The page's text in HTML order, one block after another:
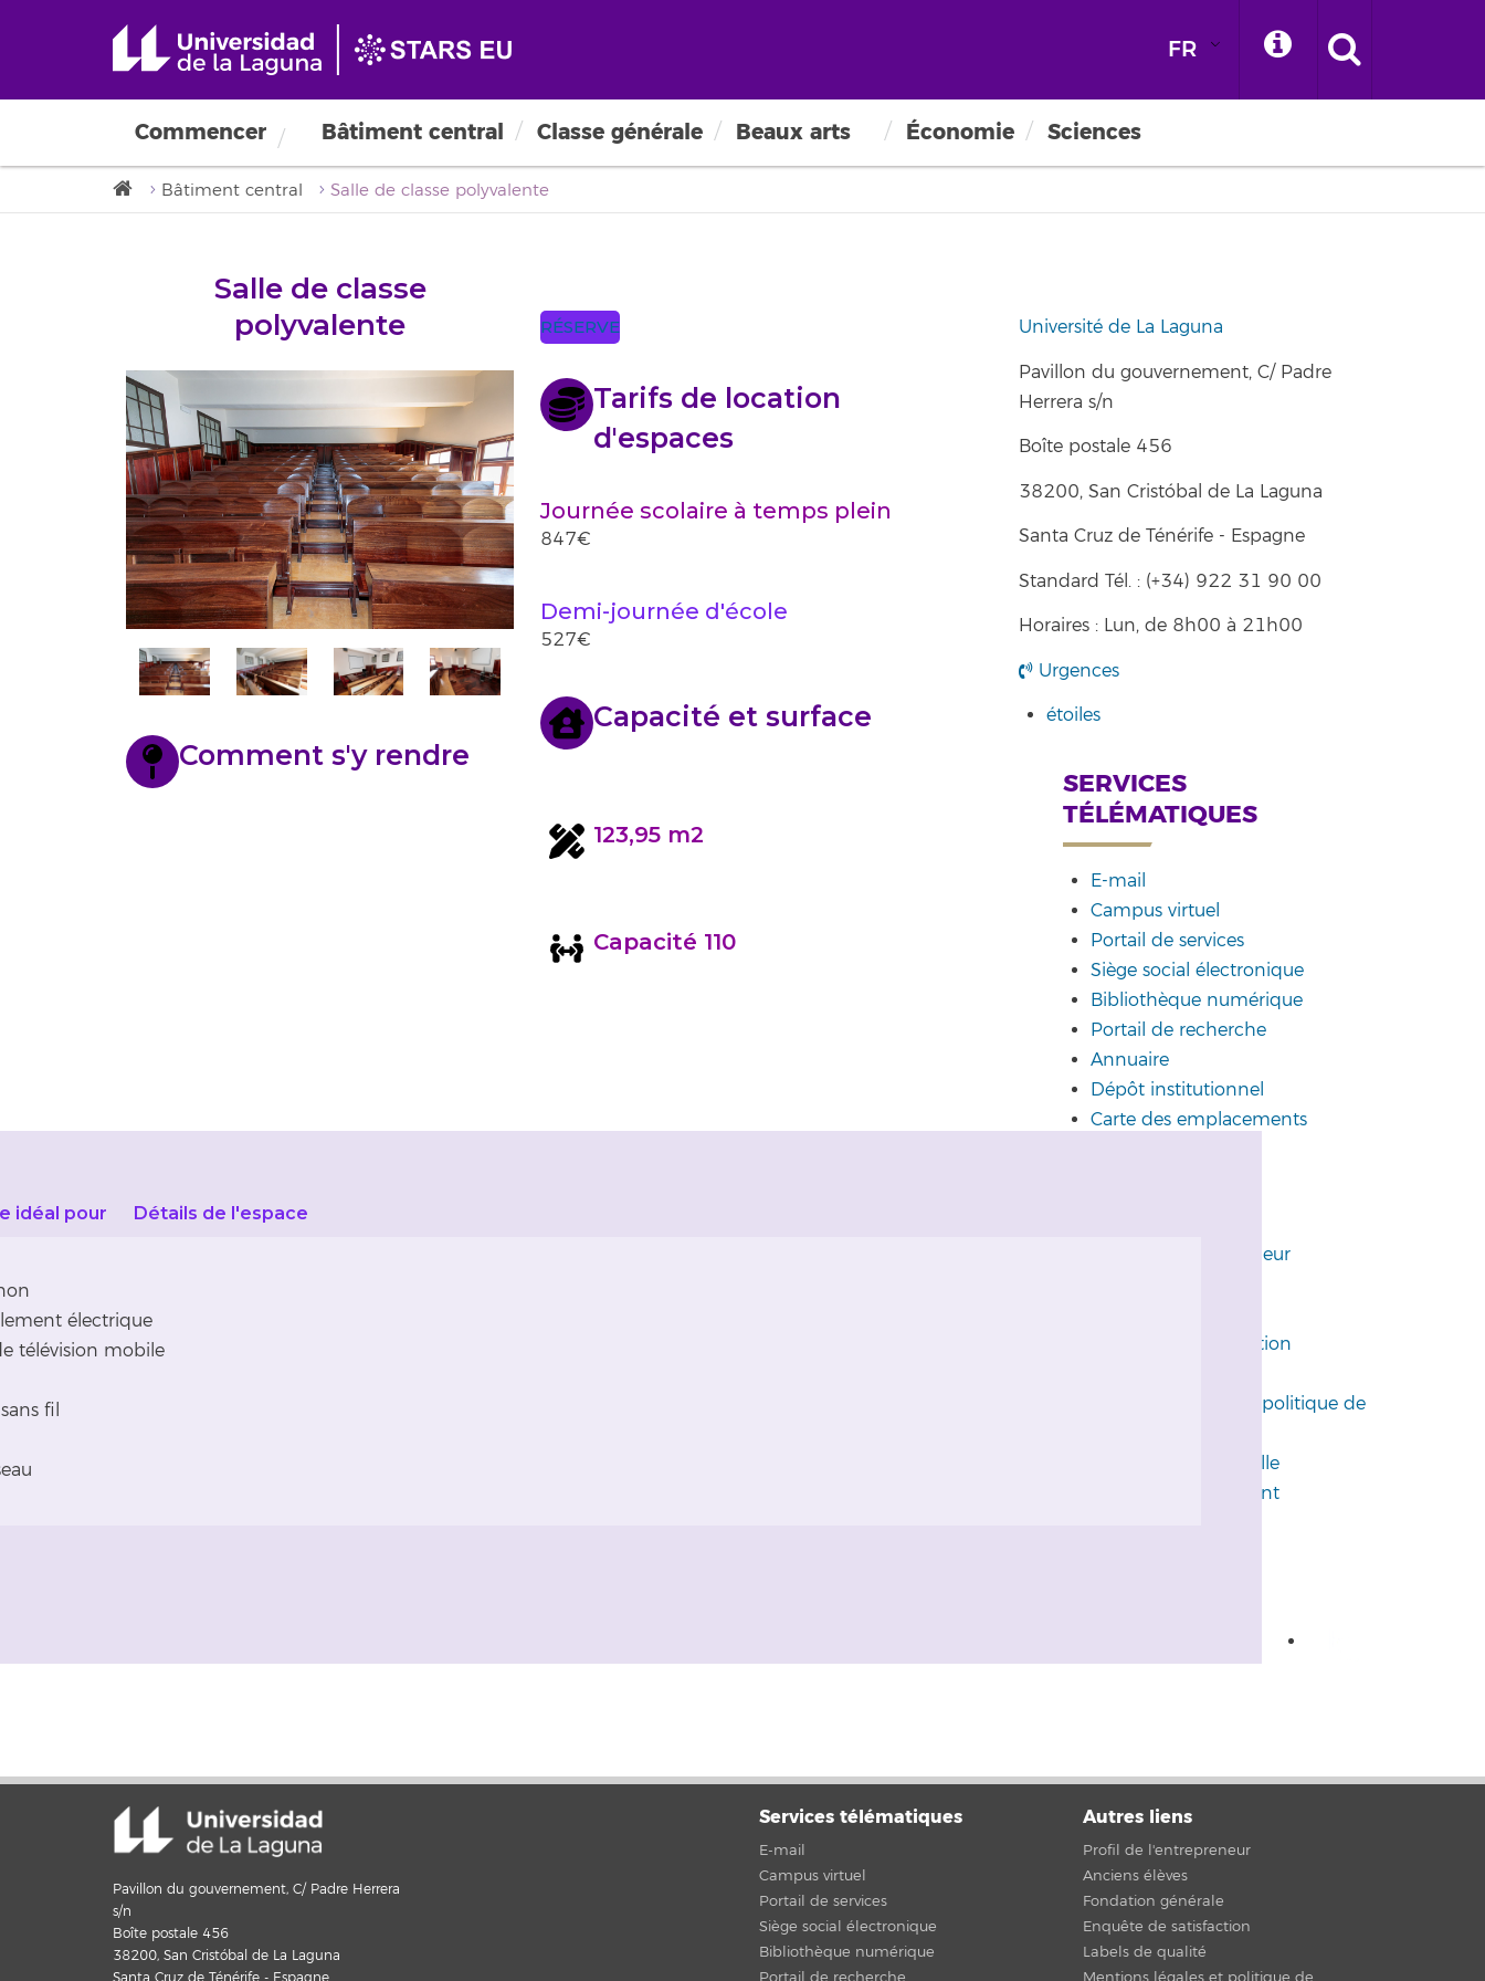
FR
Commencer Bâtiment central Classe générale Beaux arts Économie Sciences
Bâtiment central Salle de classe polyvalente
Location d'installations événementielles
Salle de classe
polyvalente
Comment s'y rendre
RÉSERVE
Tarifs de location
d'espaces
Journée scolaire à temps plein
847€
Demi-journée d'école
527€
Capacité et surface
123,95 m2
Capacité 110
idéal pour Détails de l'espace
électrique
télévision mobile
fil
Université de La Laguna
Pavillon du gouvernement, C/ Padre
Herrera s/n
Boîte postale 456
38200, San Cristóbal de La Laguna
Santa Cruz de Ténérife - Espagne
Standard Tél. : (+34) 922 31 90 00
Horaires : Lun, de 8h00 à 21h00
Urgences
étoiles
SERVICES
TÉLÉMATIQUES
E-mail
Campus virtuel
Portail de services
Siège social électronique
Bibliothèque numérique
Portail de recherche
Annuaire
Dépôt institutionnel
Carte des emplacements
Profil de l'entrepreneur
Enquête de satisfaction
Mentions légales et politique de
Image institutionnelle
Canal de signalement
Pavillon du gouvernement, C/ Padre Herrera
s/n
Boîte postale 456
38200, San Cristóbal de La Laguna
Services télématiques
E-mail
Campus virtuel
Portail de services
Siège social électronique
Bibliothèque numérique
Autres liens
Profil de l'entrepreneur
Anciens élèves
Fondation générale
Enquête de satisfaction
Labels de qualité